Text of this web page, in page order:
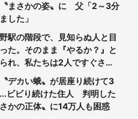
まさかの姿〟に 父「2～3分
した」
野駅の階段で、見知らぬ人と目
た。そのまま『やるか？』と
れ、私たちは2人ですぐさ
（茨城県・70代男性）
デカい蛾〟が居座り続けて3
ビビり続けた住人 判明した
さかの正体〟に14万人も困惑